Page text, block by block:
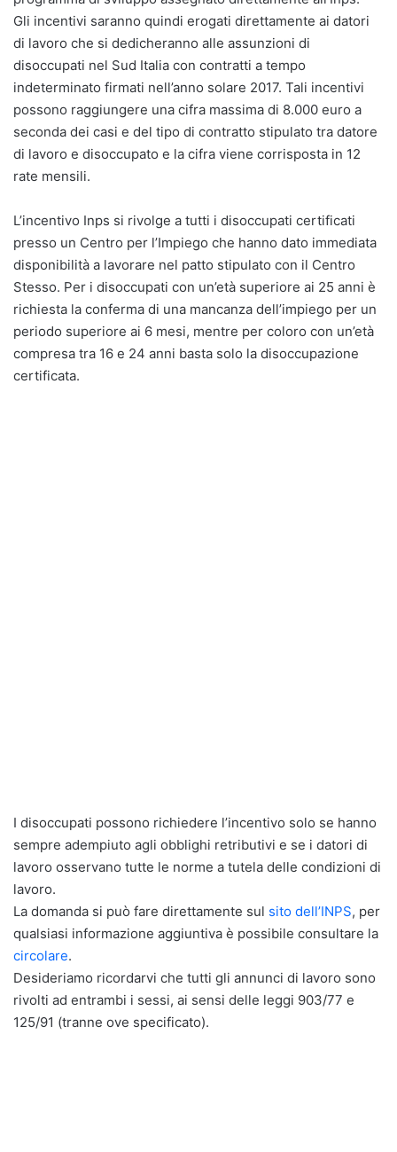
Gli incentivi saranno quindi erogati direttamente ai datori
di lavoro che si dedicheranno alle assunzioni di
disoccupati nel Sud Italia con contratti a tempo
indeterminato firmati nell’anno solare 2017. Tali incentivi
possono raggiungere una cifra massima di 8.000 euro a
seconda dei casi e del tipo di contratto stipulato tra datore
di lavoro e disoccupato e la cifra viene corrisposta in 12
rate mensili.
L’incentivo Inps si rivolge a tutti i disoccupati certificati
presso un Centro per l’Impiego che hanno dato immediata
disponibilità a lavorare nel patto stipulato con il Centro
Stesso. Per i disoccupati con un’età superiore ai 25 anni è
richiesta la conferma di una mancanza dell’impiego per un
periodo superiore ai 6 mesi, mentre per coloro con un’età
compresa tra 16 e 24 anni basta solo la disoccupazione
certificata.
I disoccupati possono richiedere l’incentivo solo se hanno
sempre adempiuto agli obblighi retributivi e se i datori di
lavoro osservano tutte le norme a tutela delle condizioni di
lavoro.
La domanda si può fare direttamente sul sito dell’INPS, per
qualsiasi informazione aggiuntiva è possibile consultare la
circolare.
Desideriamo ricordarvi che tutti gli annunci di lavoro sono
rivolti ad entrambi i sessi, ai sensi delle leggi 903/77 e
125/91 (tranne ove specificato).